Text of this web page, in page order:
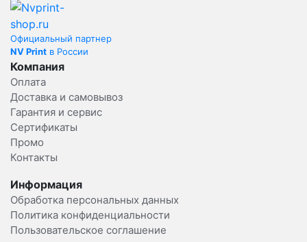
Официальный партнер
NV Print в России
Компания
Оплата
Доставка и самовывоз
Гарантия и сервис
Сертификаты
Промо
Контакты
Информация
Обработка персональных данных
Политика конфиденциальности
Пользовательское соглашение